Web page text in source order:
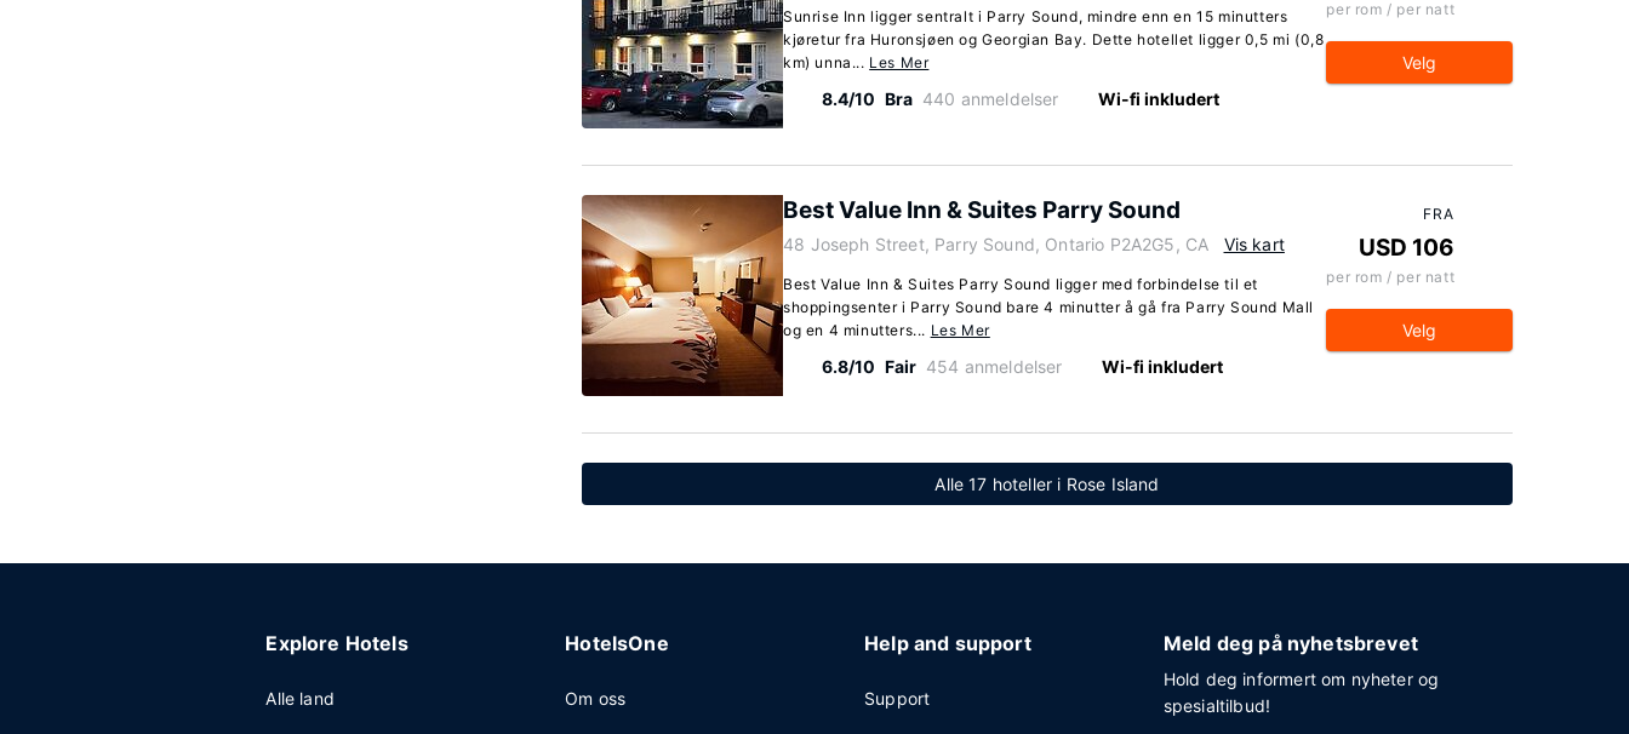
Sunrise Inn ligger sentralt i Parry Sound, mindre enn en 15 minutters
kjøretur fra Huronsjøen og Georgian Bay. Dette hotellet ligger 0,5 mi (0,8
km) unna... Les Mer
8.4/10 Bra 440 anmeldelser Wi-fi inkludert
per rom / per natt
Velg
Best Value Inn & Suites Parry Sound
48 Joseph Street, Parry Sound, Ontario P2A2G5, CA Vis kart
Best Value Inn & Suites Parry Sound ligger med forbindelse til et
shoppingsenter i Parry Sound bare 4 minutter å gå fra Parry Sound Mall
og en 4 minutters... Les Mer
6.8/10 Fair 454 anmeldelser Wi-fi inkludert
FRA
USD 106
per rom / per natt
Velg
Alle 17 hoteller i Rose Island
Explore Hotels
Alle land
HotelsOne
Om oss
Help and support
Support
Meld deg på nyhetsbrevet
Hold deg informert om nyheter og
spesialtilbud!